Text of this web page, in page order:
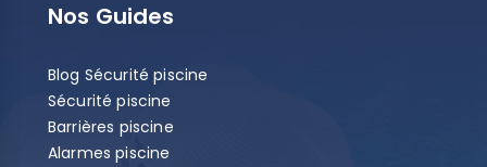
Nos Guides
Blog Sécurité piscine
Sécurité piscine
Barrières piscine
Alarmes piscine